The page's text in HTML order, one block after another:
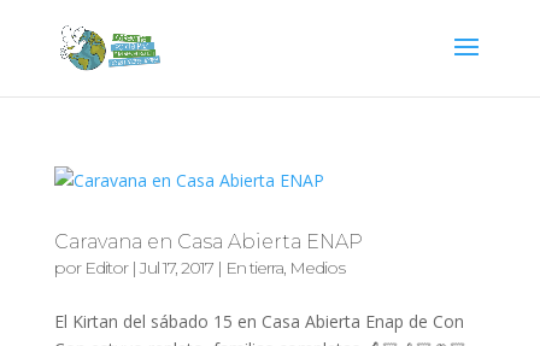
Caravana en Casa Abierta ENAP
por Editor|Jul 17, 2017| En tierra, Medios
El Kirtan del sábado 15 en Casa Abierta Enap de Con